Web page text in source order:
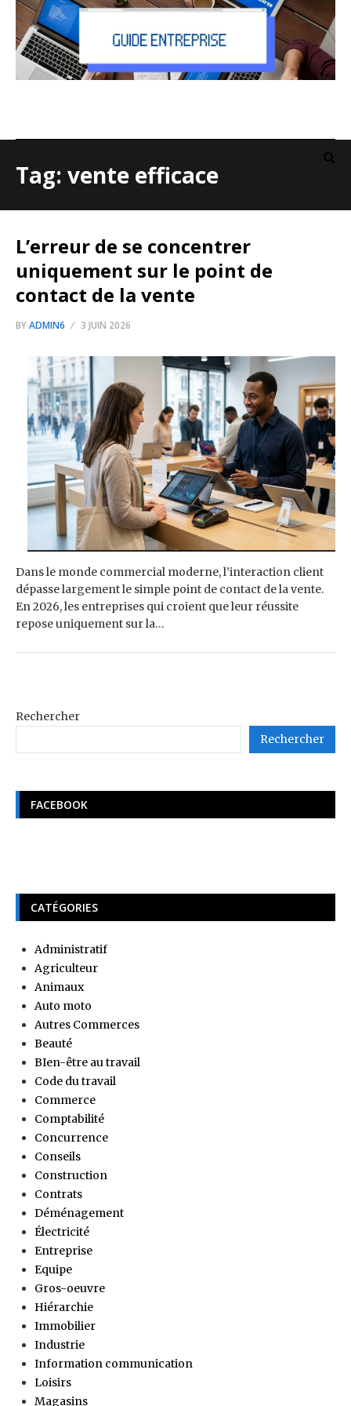
Tag: vente efficace
L’erreur de se concentrer
uniquement sur le point de
contact de la vente
BYADMIN6 3 JUIN 2026
Dans le monde commercial moderne, l’interaction client
dépasse largement le simple point de contact de la vente.
En 2026, les entreprises qui croient que leur réussite
repose uniquement sur la…
Rechercher
Rechercher
FACEBOOK
CATÉGORIES
Administratif
Agriculteur
Animaux
Auto moto
Autres Commerces
Beauté
BIen-être au travail
Code du travail
Commerce
Comptabilité
Concurrence
Conseils
Construction
Contrats
Déménagement
Électricité
Entreprise
Equipe
Gros-oeuvre
Hiérarchie
Immobilier
Industrie
Information communication
Loisirs
Magasins